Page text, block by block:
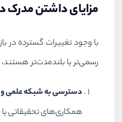
مزایای داشتن مدرک
با وجود تغییرات گسترده در
رسمی‌تر یا بلندمدت‌تر
دسترسی به شبکه علمی و
همکاری‌های تحقیقاتی یا